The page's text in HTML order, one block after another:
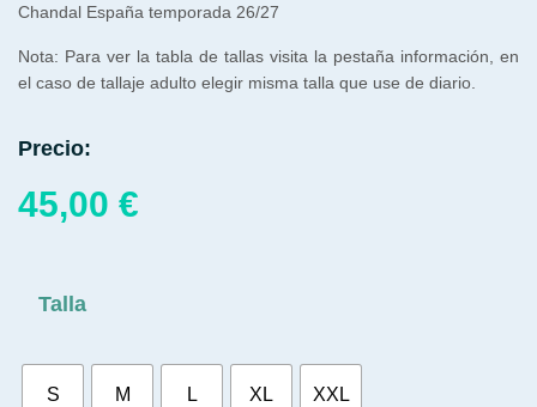
Chandal España temporada 26/27
Nota: Para ver la tabla de tallas visita la pestaña información, en
el caso de tallaje adulto elegir misma talla que use de diario.
Precio:
45,00 €
Talla
S M L XL XXL